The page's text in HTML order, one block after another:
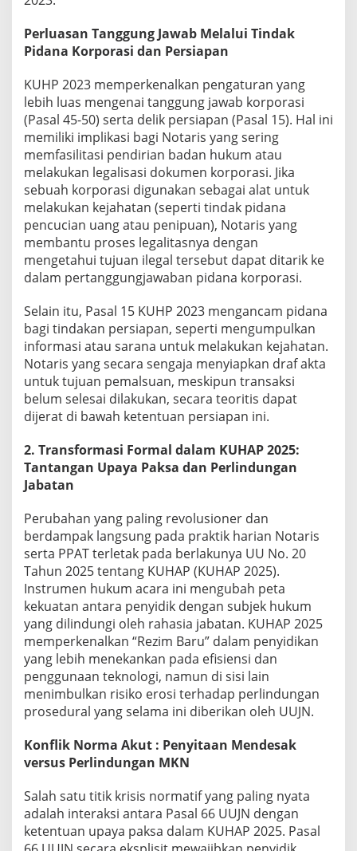
Perluasan Tanggung Jawab Melalui Tindak
Pidana Korporasi dan Persiapan
KUHP 2023 memperkenalkan pengaturan yang
lebih luas mengenai tanggung jawab korporasi
(Pasal 45-50) serta delik persiapan (Pasal 15). Hal ini
memiliki implikasi bagi Notaris yang sering
memfasilitasi pendirian badan hukum atau
melakukan legalisasi dokumen korporasi. Jika
sebuah korporasi digunakan sebagai alat untuk
melakukan kejahatan (seperti tindak pidana
pencucian uang atau penipuan), Notaris yang
membantu proses legalitasnya dengan
mengetahui tujuan ilegal tersebut dapat ditarik ke
dalam pertanggungjawaban pidana korporasi.
Selain itu, Pasal 15 KUHP 2023 mengancam pidana
bagi tindakan persiapan, seperti mengumpulkan
informasi atau sarana untuk melakukan kejahatan.
Notaris yang secara sengaja menyiapkan draf akta
untuk tujuan pemalsuan, meskipun transaksi
belum selesai dilakukan, secara teoritis dapat
dijerat di bawah ketentuan persiapan ini.
2. Transformasi Formal dalam KUHAP 2025:
Tantangan Upaya Paksa dan Perlindungan
Jabatan
Perubahan yang paling revolusioner dan
berdampak langsung pada praktik harian Notaris
serta PPAT terletak pada berlakunya UU No. 20
Tahun 2025 tentang KUHAP (KUHAP 2025).
Instrumen hukum acara ini mengubah peta
kekuatan antara penyidik dengan subjek hukum
yang dilindungi oleh rahasia jabatan. KUHAP 2025
memperkenalkan “Rezim Baru” dalam penyidikan
yang lebih menekankan pada efisiensi dan
penggunaan teknologi, namun di sisi lain
menimbulkan risiko erosi terhadap perlindungan
prosedural yang selama ini diberikan oleh UUJN.
Konflik Norma Akut : Penyitaan Mendesak
versus Perlindungan MKN
Salah satu titik krisis normatif yang paling nyata
adalah interaksi antara Pasal 66 UUJN dengan
ketentuan upaya paksa dalam KUHAP 2025. Pasal